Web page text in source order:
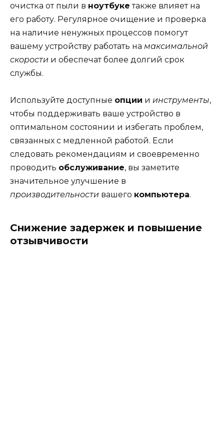
очистка от пыли в ноутбуке также влияет на
его работу. Регулярное очищение и проверка
на наличие ненужных процессов помогут
вашему устройству работать на максимальной
скорости и обеспечат более долгий срок
службы.
Используйте доступные опции и инструменты,
чтобы поддерживать ваше устройство в
оптимальном состоянии и избегать проблем,
связанных с медленной работой. Если
следовать рекомендациям и своевременно
проводить обслуживание, вы заметите
значительное улучшение в
производительности вашего компьютера.
Снижение задержек и повышение
отзывчивости